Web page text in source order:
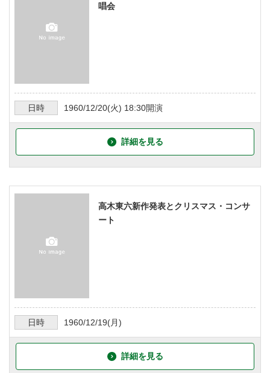
唱会
日時 1960/12/20(火) 18:30開演
詳細を見る
高木東六新作発表とクリスマス・コンサ
ート
日時 1960/12/19(月)
詳細を見る